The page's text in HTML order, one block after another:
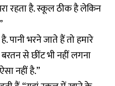
रहता है. स्कूल ठीक है लेकिन
भरने जाते हैं तो हमारे
से छींट भी नहीं लगना
नहीं है.”